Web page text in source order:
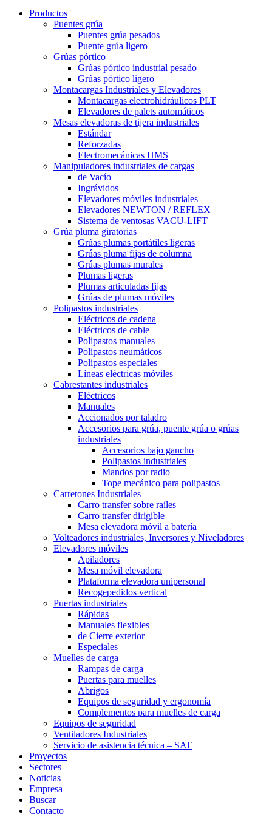
Productos
Puentes grúa
Puentes grúa pesados
Puente grúa ligero
Grúas pórtico
Grúas pórtico industrial pesado
Grúas pórtico ligero
Montacargas Industriales y Elevadores
Montacargas electrohidráulicos PLT
Elevadores de palets automáticos
Mesas elevadoras de tijera industriales
Estándar
Reforzadas
Electromecánicas HMS
Manipuladores industriales de cargas
de Vacío
Ingrávidos
Elevadores móviles industriales
Elevadores NEWTON / REFLEX
Sistema de ventosas VACU-LIFT
Grúa pluma giratorias
Grúas plumas portátiles ligeras
Grúas pluma fijas de columna
Grúas plumas murales
Plumas ligeras
Plumas articuladas fijas
Grúas de plumas móviles
Polipastos industriales
Eléctricos de cadena
Eléctricos de cable
Polipastos manuales
Polipastos neumáticos
Polipastos especiales
Líneas eléctricas móviles
Cabrestantes industriales
Eléctricos
Manuales
Accionados por taladro
Accesorios para grúa, puente grúa o grúas
industriales
Accesorios bajo gancho
Polipastos industriales
Mandos por radio
Tope mecánico para polipastos
Carretones Industriales
Carro transfer sobre raíles
Carro transfer dirigible
Mesa elevadora móvil a batería
Volteadores industriales, Inversores y Niveladores
Elevadores móviles
Apiladores
Mesa móvil elevadora
Plataforma elevadora unipersonal
Recogepedidos vertical
Puertas industriales
Rápidas
Manuales flexibles
de Cierre exterior
Especiales
Muelles de carga
Rampas de carga
Puertas para muelles
Abrigos
Equipos de seguridad y ergonomía
Complementos para muelles de carga
Equipos de seguridad
Ventiladores Industriales
Servicio de asistencia técnica – SAT
Proyectos
Sectores
Noticias
Empresa
Buscar
Contacto